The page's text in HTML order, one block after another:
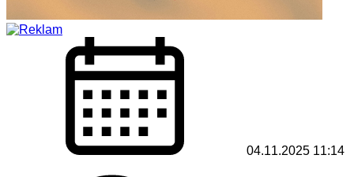
04.11.2025 11:14